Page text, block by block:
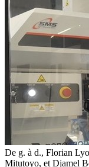
De g. à d., Florian
Mitutoyo, et Djamel